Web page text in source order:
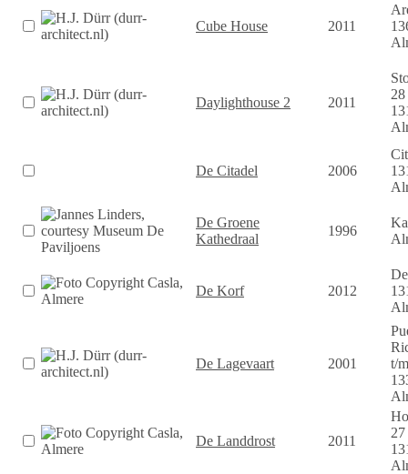
Cube House 2011
Daylighthouse 2 2011
28
De Citadel 2006
De Groene
Kathedraal
1996
De Korf 2012
De Lagevaart 2001
t/
De Landdrost 2011